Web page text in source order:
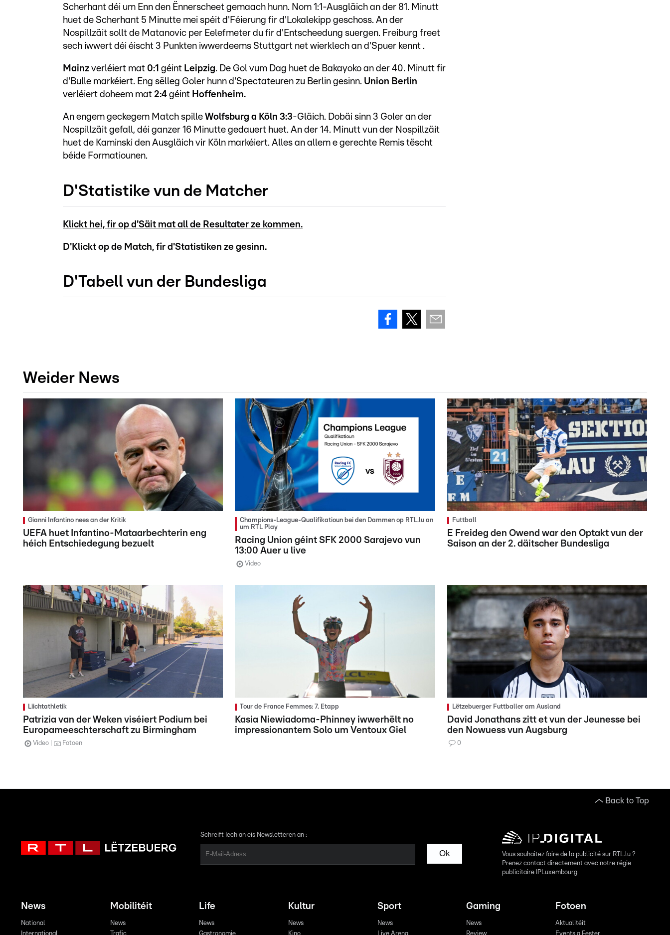
Scherhant déi um Enn den Ënnerscheet gemaach hunn. Nom 1:1-Ausgläich an der 81. Minutt
huet de Scherhant 5 Minutte mei spéit d'Féierung fir d'Lokalekipp geschoss. An der
Nospillzäit sollt de Matanovic per Eelefmeter du fir d'Entscheedung suergen. Freiburg freet
sech iwwert déi éischt 3 Punkten iwwerdeems Stuttgart net wierklech an d'Spuer kennt .
Mainz verléiert mat 0:1 géint Leipzig. De Gol vum Dag huet de Bakayoko an der 40. Minutt fir
d'Bulle markéiert. Eng sëlleg Goler hunn d'Spectateuren zu Berlin gesinn. Union Berlin
verléiert doheem mat 2:4 géint Hoffenheim.
An engem geckegem Match spille Wolfsburg a Köln 3:3-Gläich. Dobäi sinn 3 Goler an der
Nospillzäit gefall, déi ganzer 16 Minutte gedauert huet. An der 14. Minutt vun der Nospillzäit
huet de Kaminski den Ausgläich vir Köln markéiert. Alles an allem e gerechte Remis tëscht
béide Formatiounen.
D'Statistike vun de Matcher
Klickt hei, fir op d'Säit mat all de Resultater ze kommen.
D'Klickt op de Match, fir d'Statistiken ze gesinn.
D'Tabell vun der Bundesliga
Weider News
Gianni Infantino nees an der Kritik
UEFA huet Infantino-Mataarbechterin eng
héich Entschiedegung bezuelt
Champions-League-Qualifikatioun bei den Dammen op RTL.lu an
um RTL Play
Racing Union géint SFK 2000 Sarajevo vun
13:00 Auer u live
Video
Futtball
E Freideg den Owend war den Optakt vun der
Saison an der 2. däitscher Bundesliga
Liichtathletik
Patrizia van der Weken viséiert Podium bei
Europameeschterschaft zu Birmingham
Video Fotoen
Tour de France Femmes: 7. Etapp
Kasia Niewiadoma-Phinney iwwerhëlt no
impressionantem Solo um Ventoux Giel
Lëtzebuerger Futtballer am Ausland
David Jonathans zitt et vun der Jeunesse bei
den Nowuess vun Augsburg
0
Back to Top
Schreift Iech an eis Newsletteren an :
Ok
Vous souhaitez faire de la publicité sur RTL.lu ?
Prenez contact directement avec notre régie
publicitaire IPLuxembourg
News
National
International
Mobilitéit
News
Trafic
Life
News
Gastronomie
Kultur
News
Kino
Sport
News
Live Arena
Gaming
News
Review
Fotoen
Aktualitéit
Events a Fester